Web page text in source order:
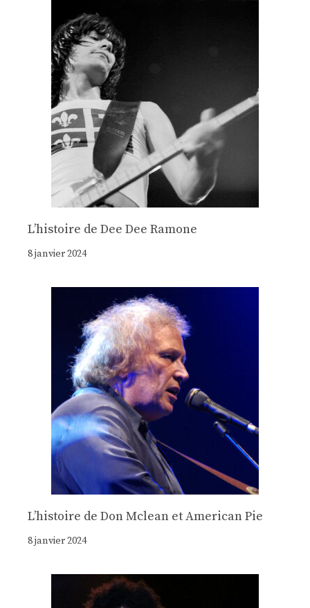
Lʼhistoire de Dee Dee Ramone
8 janvier 2024
Lʼhistoire de Don Mclean et American Pie
8 janvier 2024